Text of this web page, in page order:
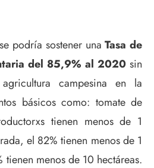
podría sostener unaTasa de
del 85,9% al 2020 sin
campesina en la
básicos como: tomate de
tienen menos de 1
el 82% tienen menos de 1
menos de 10 hectáreas.